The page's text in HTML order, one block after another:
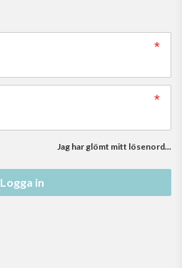
Jag har glömt mitt lösenord...
Logga in